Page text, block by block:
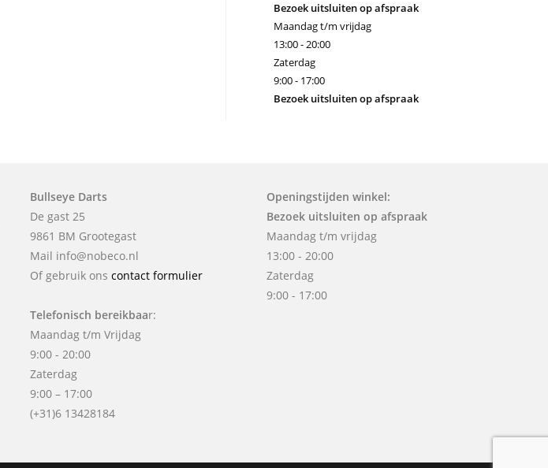
Bezoek uitsluiten op afspraak
Maandag t/m vrijdag
13:00 - 20:00
Zaterdag
9:00 - 17:00
Bezoek uitsluiten op afspraak
Bullseye Darts
De gast 25
9861 BM Grootegast
Mail info@nobeco.nl
Of gebruik ons contact formulier
Telefonisch bereikbaar:
Maandag t/m Vrijdag
9:00 - 20:00
Zaterdag
9:00 – 17:00
(+31)6 13428184
Openingstijden winkel:
Bezoek uitsluiten op afspraak
Maandag t/m vrijdag
13:00 - 20:00
Zaterdag
9:00 - 17:00